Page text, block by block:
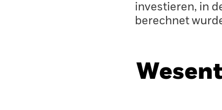
investieren, in
berechnet